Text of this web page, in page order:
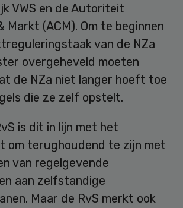
VWS en de Autoriteit
Markt (ACM). Om te beginnen
van de NZa
overgeheveld moeten
de NZa niet langer hoeft toe
die ze zelf opstelt.
is dit in lijn met het
om terughoudend te zijn met
van regelgevende
aan zelfstandige
Maar de RvS merkt ook